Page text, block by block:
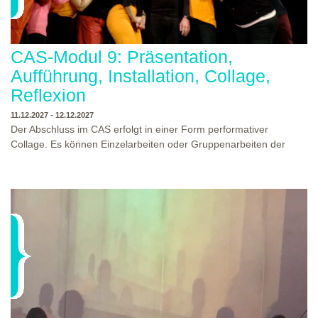
CAS-Modul 9: Präsentation,
Aufführung, Installation, Collage,
Reflexion
11.12.2027 - 12.12.2027
Der Abschluss im CAS erfolgt in einer Form performativer
Collage. Es können Einzelarbeiten oder Gruppenarbeiten der
Ausbildungsprogramm zu erleben. Die Studierenden des
oder Präsentation. Wir freuen uns über Begegnungen und
WO?